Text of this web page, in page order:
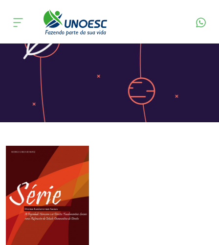
Cursos
Onde estamos
Atendimento ao Estudante
Unoesc
Internacionalização
I.nova